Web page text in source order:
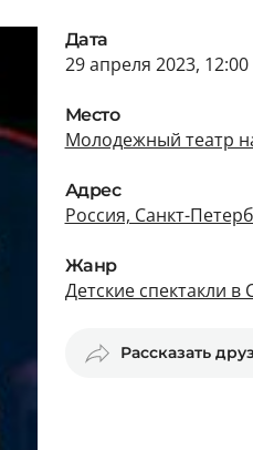
Дата
29 апреля 2023, 12:00
Место
Молодежный театр
Адрес
Россия, Санкт-
Жанр
Детские спектакли в
Рассказать